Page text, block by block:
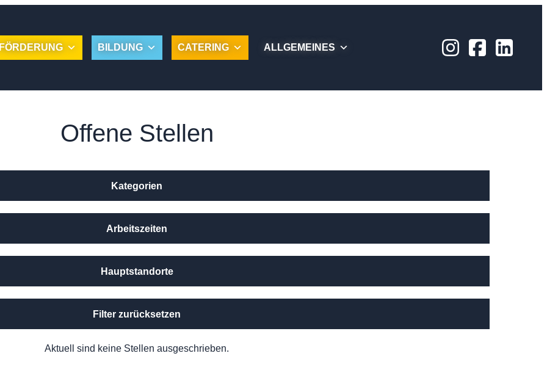
FÖRDERUNG BILDUNG CATERING ALLGEMEINES
Offene Stellen
Kategorien
Arbeitszeiten
Hauptstandorte
Filter zurücksetzen
Aktuell sind keine Stellen ausgeschrieben.